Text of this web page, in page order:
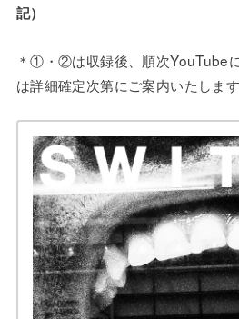
記）
＊①・②は収録後、順次YouTube
は詳細確定次第にご案内いたします